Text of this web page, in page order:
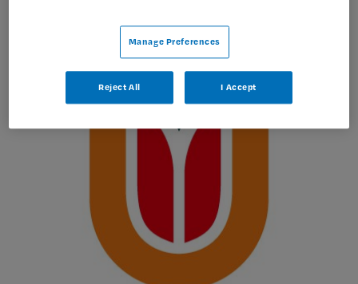
Manage Preferences
Reject All I Accept